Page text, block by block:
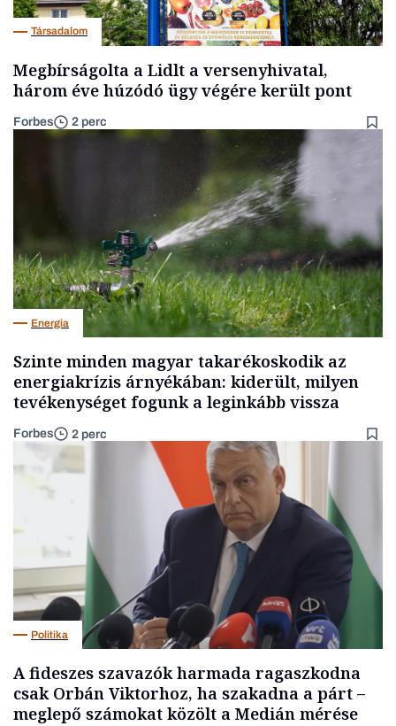
Társadalom
Megbírságolta a Lidlt a versenyhivatal,
három éve húzódó ügy végére került pont
Forbes 2 perc
Energia
Szinte minden magyar takarékoskodik az
energiakrízis árnyékában: kiderült, milyen
tevékenységet fogunk a leginkább vissza
Forbes 2 perc
Politika
A fideszes szavazók harmada ragaszkodna
csak Orbán Viktorhoz, ha szakadna a párt –
meglepő számokat közölt a Medián mérése